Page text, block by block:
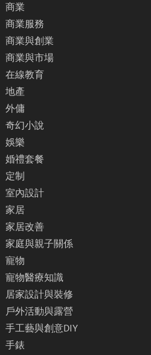
商業
商業服務
商業與創業
商業與市場
在線教育
地產
外傭
奇幻小說
娛樂
婚禮套餐
定制
室內設計
家居
家居改善
家庭與親子關係
寵物
寵物醫療知識
居家設計與裝修
戶外活動與露營
手工藝與創意DIY
手錶